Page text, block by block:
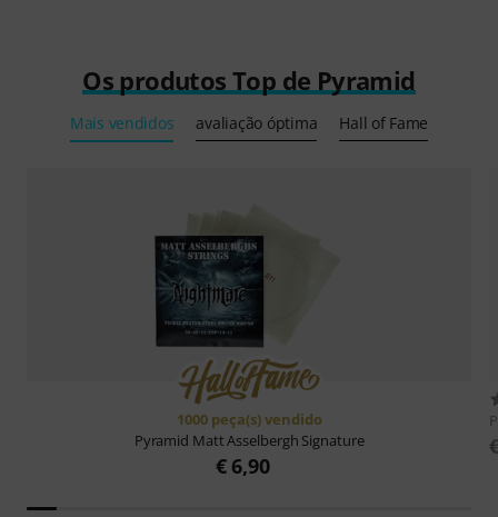
Os produtos Top de Pyramid
Mais vendidos avaliação óptima Hall of Fame
1000 peça(s) vendido
Pyramid Matt Asselbergh Signature
€ 6,90